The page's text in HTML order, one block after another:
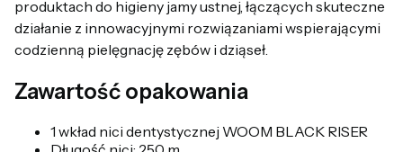
produktach do higieny jamy ustnej, łączących skuteczne
działanie z innowacyjnymi rozwiązaniami wspierającymi
codzienną pielęgnację zębów i dziąseł.
Zawartość opakowania
1 wkład nici dentystycznej WOOM BLACK RISER